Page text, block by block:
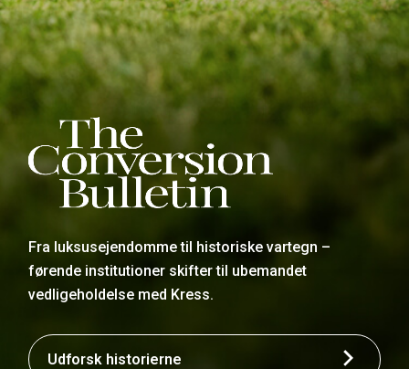
Fra luksusejendomme til historiske vartegn –
førende institutioner skifter til ubemandet
vedligeholdelse med Kress.
Udforsk historierne